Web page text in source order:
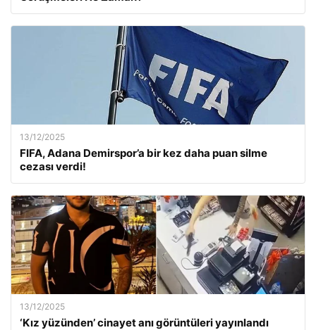
13/12/2025
FIFA, Adana Demirspor’a bir kez daha puan silme
cezası verdi!
13/12/2025
‘Kız yüzünden’ cinayet anı görüntüleri yayınlandı